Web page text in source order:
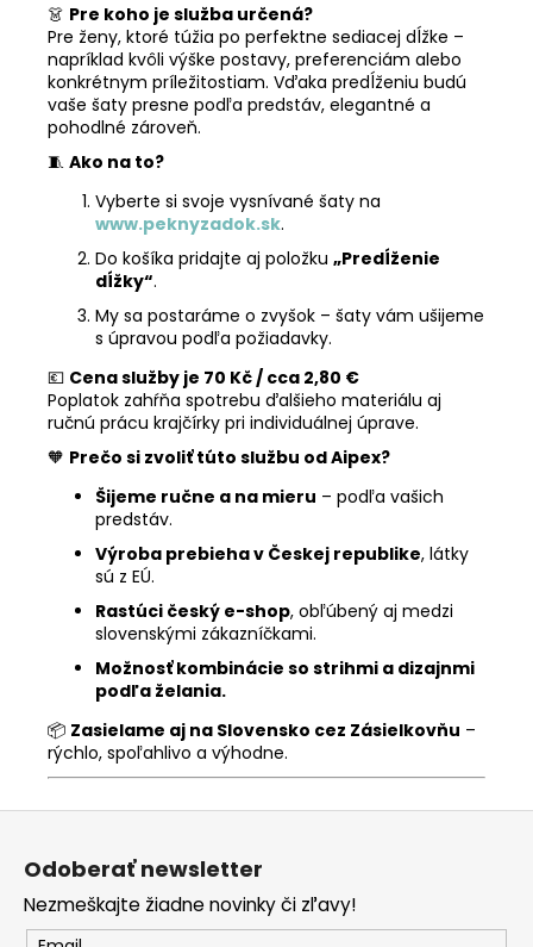
👗 Pre koho je služba určená?
Pre ženy, ktoré túžia po perfektne sediacej dĺžke –
napríklad kvôli výške postavy, preferenciám alebo
konkrétnym príležitostiam. Vďaka predĺženiu budú
vaše šaty presne podľa predstáv, elegantné a
pohodlné zároveň.
🧵 Ako na to?
Vyberte si svoje vysnívané šaty na
www.peknyzadok.sk.
Do košíka pridajte aj položku „Predĺženie
dĺžky“.
My sa postaráme o zvyšok – šaty vám ušijeme
s úpravou podľa požiadavky.
💶 Cena služby je 70 Kč / cca 2,80 €
Poplatok zahŕňa spotrebu ďalšieho materiálu aj
ručnú prácu krajčírky pri individuálnej úprave.
🧡 Prečo si zvoliť túto službu od Aipex?
Šijeme ručne a na mieru – podľa vašich
predstáv.
Výroba prebieha v Českej republike, látky
sú z EÚ.
Rastúci český e-shop, obľúbený aj medzi
slovenskými zákazníčkami.
Možnosť kombinácie so strihmi a dizajnmi
podľa želania.
📦 Zasielame aj na Slovensko cez Zásielkovňu –
rýchlo, spoľahlivo a výhodne.
Z
Odoberať newsletter
Nezmeškajte žiadne novinky či zľavy!